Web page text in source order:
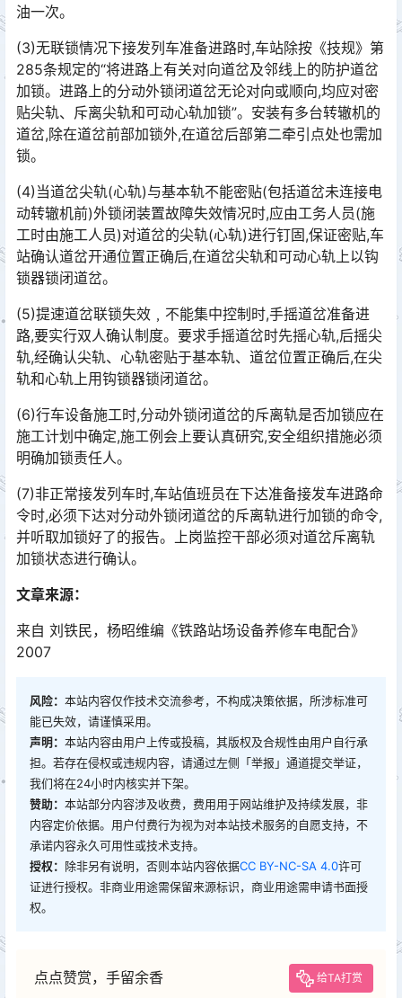
油一次。󠅅󠅃󠄵󠅂󠄪󠇖󠆨󠆨󠇕󠆞󠆒󠅬󠇘󠆭󠆘󠇙󠆝󠅵󠇗󠆭󠆁󠄐󠇗󠅹󠅸󠇖󠆍󠅳󠇖󠅹󠅰󠇖󠆌󠅹
(3)无联锁情况下接发列车准备进路时,车站除按《技规》第
285条规定的“将进路上有关对向道岔及邻线上的防护道岔
加锁。进路上的分动外锁闭道岔无论对向或顺向,均应对密
贴尖轨、斥离尖轨和可动心轨加锁”。安装有多台转辙机的
道岔,除在道岔前部加锁外,在道岔后部第二牵引点处也需加
锁。󠅅󠅃󠄵󠅂󠄪󠇖󠆨󠆨󠇕󠆞󠆒󠅬󠇘󠆭󠆘󠇙󠆝󠅵󠇗󠆭󠆁󠄐󠇗󠅹󠅸󠇖󠆍󠅳󠇖󠅹󠅰󠇖󠆌󠅹
(4)当道岔尖轨(心轨)与基本轨不能密贴(包括道岔未连接电
动转辙机前)外锁闭装置故障失效情况时,应由工务人员(施
工时由施工人员)对道岔的尖轨(心轨)进行钉固,保证密贴,车
站确认道岔开通位置正确后,在道岔尖轨和可动心轨上以钩
锁器锁闭道岔。󠅅󠅃󠄵󠅂󠄪󠇖󠆨󠆨󠇕󠆞󠆒󠅬󠇘󠆭󠆘󠇙󠆝󠅵󠇗󠆭󠆁󠄐󠇗󠅹󠅸󠇖󠆍󠅳󠇖󠅹󠅰󠇖󠆌󠅹
(5)提速道岔联锁失效﹐不能集中控制时,手摇道岔准备进
路,要实行双人确认制度。要求手摇道岔时先摇心轨,后摇尖
轨,经确认尖轨、心轨密贴于基本轨、道岔位置正确后,在尖
轨和心轨上用钩锁器锁闭道岔。󠅅󠅃󠄵󠅂󠄪󠇖󠆨󠆨󠇕󠆞󠆒󠅬󠇘󠆭󠆘󠇙󠆝󠅵󠇗󠆭󠆁󠄐󠇗󠅹󠅸󠇖󠆍󠅳󠇖󠅹󠅰󠇖󠆌󠅹
(6)行车设备施工时,分动外锁闭道岔的斥离轨是否加锁应在
施工计划中确定,施工例会上要认真研究,安全组织措施必须
明确加锁责任人。
(7)非正常接发列车时,车站值班员在下达准备接发车进路命
令时,必须下达对分动外锁闭道岔的斥离轨进行加锁的命令,
并听取加锁好了的报告。上岗监控干部必须对道岔斥离轨
加锁状态进行确认。󠅅󠅃󠄵󠅂󠄪󠇖󠆨󠆨󠇕󠆞󠆒󠅬󠇘󠆭󠆘󠇙󠆝󠅵󠇗󠆭󠆁󠄐󠇗󠅹󠅸󠇖󠆍󠅳󠇖󠅹󠅰󠇖󠆌󠅹
文章来源：
来自 刘铁民，杨昭维编《铁路站场设备养修车电配合》
2007
风险： 本站内容仅作技术交流参考，不构成决策依据，所涉标准可
能已失效，请谨慎采用。
声明： 本站内容由用户上传或投稿，其版权及合规性由用户自行承
担。若存在侵权或违规内容，请通过左侧「举报」通道提交举证，
我们将在24小时内核实并下架。
赞助： 本站部分内容涉及收费，费用用于网站维护及持续发展，非
内容定价依据。用户付费行为视为对本站技术服务的自愿支持，不
承诺内容永久可用性或技术支持。
授权： 除非另有说明，否则本站内容依据CC BY-NC-SA 4.0许可
证进行授权。非商业用途需保留来源标识，商业用途需申请书面授
权。
点点赞赏，手留余香 给TA打赏